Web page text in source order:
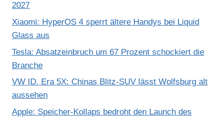
2027
Xiaomi: HyperOS 4 sperrt ältere Handys bei Liquid
Glass aus
Tesla: Absatzeinbruch um 67 Prozent schockiert die
Branche
VW ID. Era 5X: Chinas Blitz-SUV lässt Wolfsburg alt
aussehen
Apple: Speicher-Kollaps bedroht den Launch des